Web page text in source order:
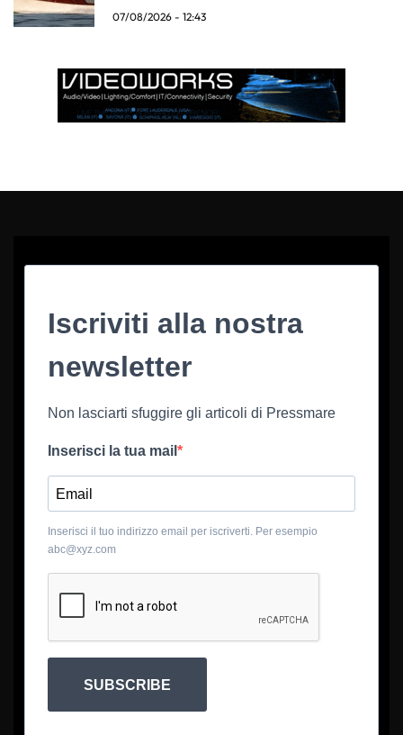
07/08/2026 - 12:43
Iscriviti alla nostra
newsletter
Non lasciarti sfuggire gli articoli di Pressmare
Inserisci la tua mail
Inserisci il tuo indirizzo email per iscriverti. Per esempio
abc@xyz.com
SUBSCRIBE